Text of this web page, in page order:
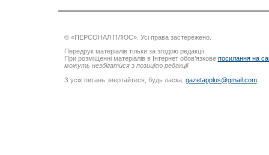
© «ПЕРСОНАЛ ПЛЮС». Усі права застережено.
Передрук матеріалів тільки за згодою редакції.
При розміщенні матеріалів в Інтернет обов’язкове посилання на
можуть незбігатися з позицією редакції
З усіх питань звертайтеся, будь ласка, gazetapplus@gmail.com